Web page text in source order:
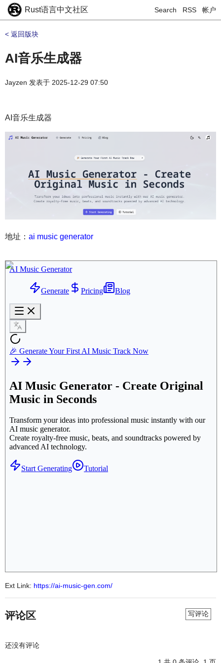
Rust语言中文社区 Search RSS 帐户
< 返回版块
AI音乐生成器
Jayzen 发表于 2025-12-29 07:50
AI音乐生成器
地址： ai music generator
Ext Link: https://ai-music-gen.com/
评论区 写评论
还没有评论